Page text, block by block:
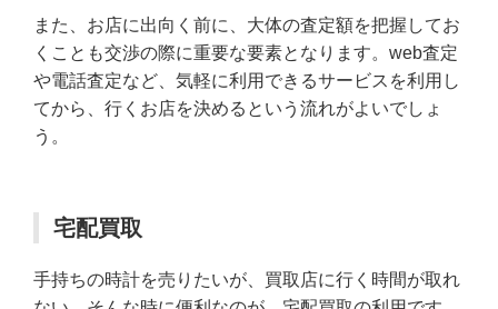
また、お店に出向く前に、大体の査定額を把握してお
くことも交渉の際に重要な要素となります。web査定
や電話査定など、気軽に利用できるサービスを利用し
てから、行くお店を決めるという流れがよいでしょ
う。
宅配買取
手持ちの時計を売りたいが、買取店に行く時間が取れ